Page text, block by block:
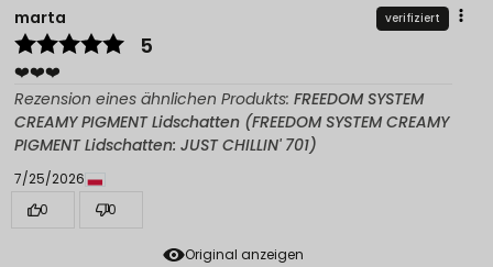
Original anzeigen
marta verifiziert
5
❤️❤️❤️
Rezension eines ähnlichen Produkts: FREEDOM SYSTEM
CREAMY PIGMENT Lidschatten (FREEDOM SYSTEM CREAMY
PIGMENT Lidschatten: JUST CHILLIN' 701)
7/25/2026
0
0